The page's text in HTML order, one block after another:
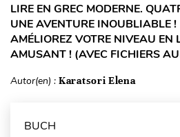
LIRE EN GREC MODERNE.
UNE AVENTURE INOUBLIABLE
AMÉLIOREZ VOTRE NIVEAU EN
AMUSANT ! (AVEC FICHIERS
Autor(en) : Karatsori Elena
BUCH